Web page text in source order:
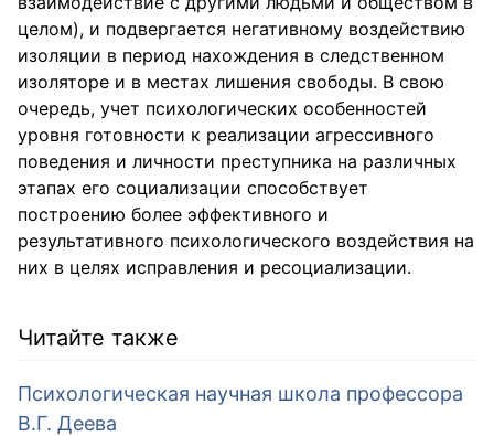
целом), и подвергается негативному воздействию
изоляции в период нахождения в следственном
изоляторе и в местах лишения свободы. В свою
очередь, учет психологических особенностей
уровня готовности к реализации агрессивного
поведения и личности преступника на различных
этапах его социализации способствует
построению более эффективного и
результативного психологического воздействия на
них в целях исправления и ресоциализации.
Читайте также
Психологическая научная школа профессора
В.Г. Деева